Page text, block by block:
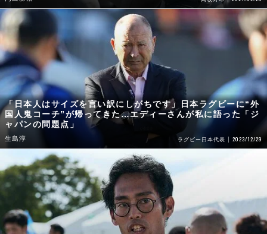
「日本人はサイズを言い訳にしがちです」日本ラグビーに“外
国人鬼コーチ”が帰ってきた…エディーさんが私に語った「ジ
ャパンの問題点」
生島淳 ラグビー日本代表 2023/12/29